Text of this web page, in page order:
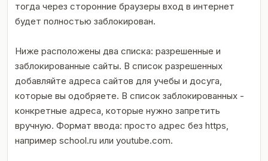
тогда через сторонние браузеры вход в интернет
будет полностью заблокирован.
Ниже расположены два списка: разрешенные и
заблокированные сайты. В список разрешенных
добавляйте адреса сайтов для учебы и досуга,
которые вы одобряете. В список заблокированных -
конкретные адреса, которые нужно запретить
вручную. Формат ввода: просто адрес без https,
например school.ru или youtube.com.